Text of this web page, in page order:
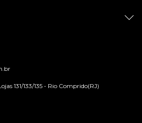
131/133/135 - Rio Comprido(RJ)